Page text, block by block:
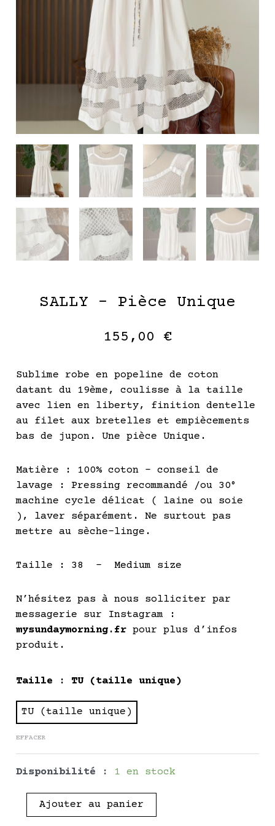
SALLY – Pièce Unique
155,00 €
Sublime robe en popeline de coton
datant du 19ème, coulisse à la taille
avec lien en liberty, finition dentelle
au filet aux bretelles et empiècements
bas de jupon. Une pièce Unique.
Matière : 100% coton – conseil de
lavage : Pressing recommandé /ou 30°
machine cycle délicat ( laine ou soie
), laver séparément. Ne surtout pas
mettre au sèche-linge.
Taille : 38 – Medium size
N’hésitez pas à nous solliciter par
messagerie sur Instagram :
mysundaymorning.fr pour plus d’infos
produit.
Taille : TU (taille unique)
TU (taille unique)
EFFACER
Disponibilité : 1 en stock
quantité
SALLY
-
Pièce
Unique
Ajouter au panier